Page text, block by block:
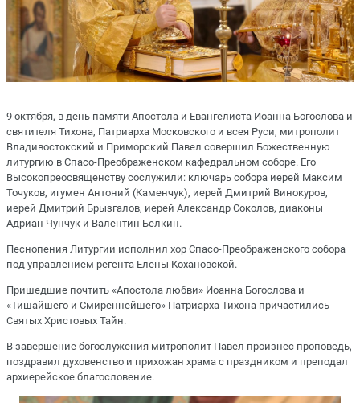
9 октября, в день памяти Апостола и Евангелиста Иоанна Богослова и
святителя Тихона, Патриарха Московского и всея Руси, митрополит
Владивостокский и Приморский Павел совершил Божественную
литургию в Спасо-Преображенском кафедральном соборе. Его
Высокопреосвященству сослужили: ключарь собора иерей Максим
Точуков, игумен Антоний (Каменчук), иерей Дмитрий Винокуров,
иерей Дмитрий Брызгалов, иерей Александр Соколов, диаконы
Адриан Чунчук и Валентин Белкин.
Песнопения Литургии исполнил хор Спасо-Преображенского собора
под управлением регента Елены Кохановской.
Пришедшие почтить «Апостола любви» Иоанна Богослова и
«Тишайшего и Смиреннейшего» Патриарха Тихона причастились
Святых Христовых Тайн.
В завершение богослужения митрополит Павел произнес проповедь,
поздравил духовенство и прихожан храма с праздником и преподал
архиерейское благословение.